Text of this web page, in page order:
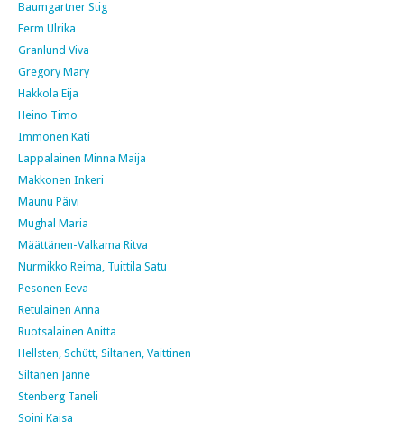
Baumgartner Stig
Ferm Ulrika
Granlund Viva
Gregory Mary
Hakkola Eija
Heino Timo
Immonen Kati
Lappalainen Minna Maija
Makkonen Inkeri
Maunu Päivi
Mughal Maria
Määttänen-Valkama Ritva
Nurmikko Reima, Tuittila Satu
Pesonen Eeva
Retulainen Anna
Ruotsalainen Anitta
Hellsten, Schütt, Siltanen, Vaittinen
Siltanen Janne
Stenberg Taneli
Soini Kaisa